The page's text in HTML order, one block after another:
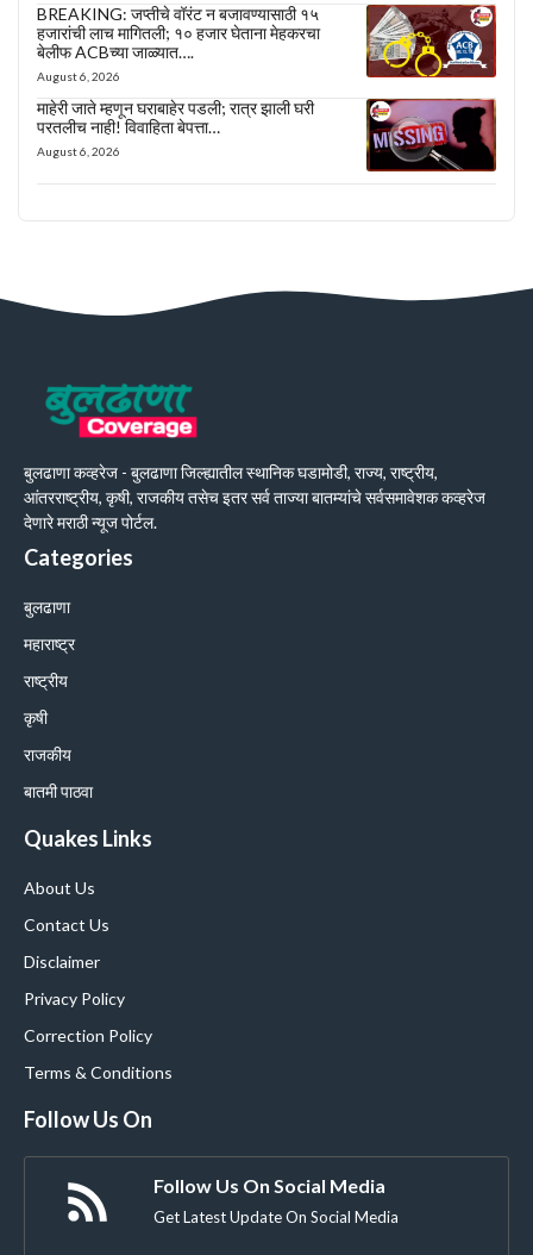
BREAKING: जप्तीचे वॉरंट न बजावण्यासाठी १५
हजारांची लाच मागितली; १० हजार घेताना मेहकरचा
बेलीफ ACBच्या जाळ्यात….
August 6, 2026
माहेरी जाते म्हणून घराबाहेर पडली; रात्र झाली घरी
परतलीच नाही! विवाहिता बेपत्ता…
August 6, 2026
बुलढाणा कव्हरेज - बुलढाणा जिल्ह्यातील स्थानिक घडामोडी, राज्य, राष्ट्रीय,
आंतरराष्ट्रीय, कृषी, राजकीय तसेच इतर सर्व ताज्या बातम्यांचे सर्वसमावेशक कव्हरेज
देणारे मराठी न्यूज पोर्टल.
Categories
बुलढाणा
महाराष्ट्र
राष्ट्रीय
कृषी
राजकीय
बातमी पाठवा
Quakes Links
About Us
Contact Us
Disclaimer
Privacy Policy
Correction Policy
Terms & Conditions
Follow Us On
Follow Us On Social Media
Get Latest Update On Social Media